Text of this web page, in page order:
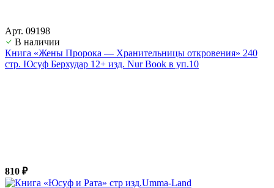
Арт. 09198
В наличии
Книга «Жены Пророка — Хранительницы откровения» 240
стр. Юсуф Берхудар 12+ изд. Nur Book в уп.10
810 ₽